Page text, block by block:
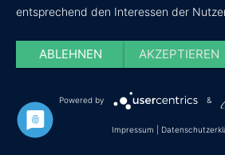
Januar 2020
Kategorien
Dienstleistungen
entsprechend den Interessen der
ABLEHNEN AKZEPTIEREN
Powered by &
Impressum